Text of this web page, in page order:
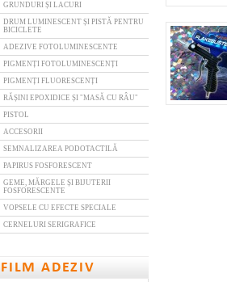
GRUNDURI ȘI LACURI
DRUM LUMINESCENT ȘI PISTĂ PENTRU
BICICLETE
ADEZIVE FOTOLUMINESCENTE
PIGMENȚI FOTOLUMINESCENȚI
PIGMENȚI FLUORESCENȚI
RĂȘINI EPOXIDICE ȘI "MASĂ CU RÂU"
PISTOL
ACCESORII
SEMNALIZAREA PODOTACTILĂ
PAPIRUS FOSFORESCENT
GEME, MĂRGELE ȘI BIJUTERII
FOSFORESCENTE
VOPSELE CU EFECTE SPECIALE
CERNELURI SERIGRAFICE
FILM ADEZIV